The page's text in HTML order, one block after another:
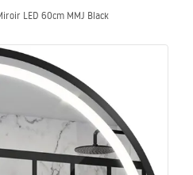
LED 60cm MMJ Black